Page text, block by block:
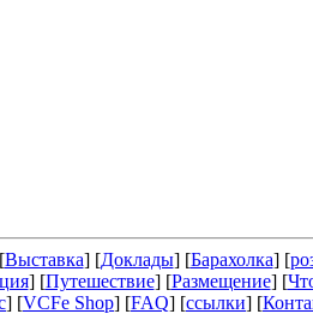
Выставка] [Доклады] [Барахолка] [
] [Путешествие] [Размещение] [
] [VCFe Shop] [FAQ] [ссылки] [